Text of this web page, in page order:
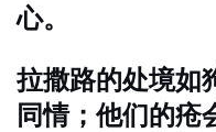
心。
拉撒路的处境如
同情；他们的疮